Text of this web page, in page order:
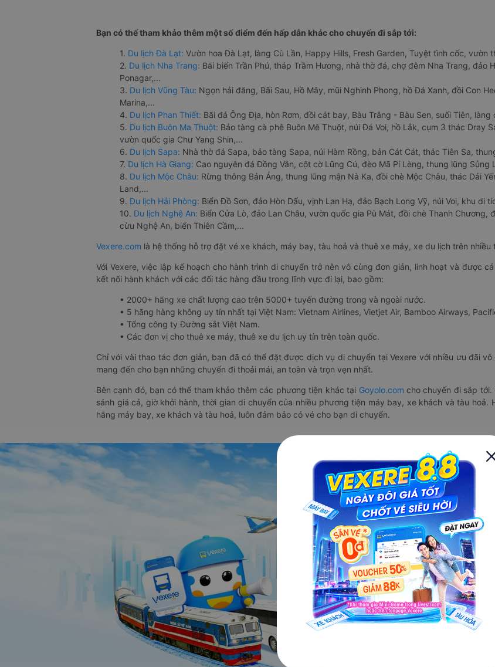
Bạn có thể tham khảo thêm một số điểm đến hấp dẫn khác cho chuyến đi sắp tới:
1. Du lịch Đà Lạt: Vườn hoa Đà Lạt, làng Cù Lần, Happy Hills, Fresh Garden, Tuyệt tình cốc,
2. Du lịch Nha Trang: Bãi biển Trần Phú, tháp Trầm Hương, nhà thờ đá, chợ đêm Nha Trang, đảo
Ponagar,...
3. Du lịch Vũng Tàu: Ngọn hải đăng, Bãi Sau, Hồ Mây, mũi Nghinh Phong, hồ Đá Xanh, đồi Con
Marina,...
4. Du lịch Phan Thiết: Bãi đá Ông Địa, hòn Rơm, đồi cát bay, Bàu Trắng - Bàu Sen, suối Tiên,
5. Du lịch Buôn Ma Thuột: Bảo tàng cà phê Buôn Mê Thuột, núi Đá Voi, hồ Lắk, cụm 3 thác Dray
vườn quốc gia Chư Yang Shin,...
6. Du lịch Sapa: Nhà thờ đá Sapa, bảo tàng Sapa, núi Hàm Rồng, bản Cát Cát, thác Tiên Sa,
7. Du lịch Hà Giang: Cao nguyên đá Đồng Văn, cột cờ Lũng Cú, đèo Mã Pí Lèng, thung lũng Sủng
8. Du lịch Mộc Châu: Rừng thông Bản Áng, thung lũng mận Nà Ka, đồi chè Mộc Châu, thác Dải
Land,...
9. Du lịch Hải Phòng: Biển Đồ Sơn, đảo Hòn Dấu, vịnh Lan Hạ, đảo Bạch Long Vỹ, núi Voi, khu di
10. Du lịch Nghệ An: Biển Cửa Lò, đảo Lan Châu, vườn quốc gia Pù Mát, đồi chè Thanh
cừu Nghệ An, biển Thiên Cầm,...
Vexere.com là hệ thống hỗ trợ đặt vé xe khách, máy bay, tàu hoả và thuê xe máy, xe du lịch trên
Với Vexere, việc lập kế hoạch cho hành trình di chuyển trở nên vô cùng đơn giản, linh hoạt và được
kết nối hành khách với các đối tác hàng đầu trong lĩnh vực đi lại, bao gồm:
• 2000+ hãng xe chất lượng cao trên 5000+ tuyến đường trong và ngoài nước.
• 5 hãng hàng không uy tín nhất tại Việt Nam: Vietnam Airlines, Vietjet Air, Bamboo Airways,
• Tổng công ty Đường sắt Việt Nam.
• Các đơn vị cho thuê xe máy, thuê xe du lịch uy tín trên toàn quốc.
Chỉ với vài thao tác đơn giản, bạn đã có thể đặt được dịch vụ di chuyển tại Vexere với nhiều ưu đãi
mang đến cho bạn những chuyến đi thoải mái, an toàn và trọn vẹn nhất.
Bên cạnh đó, bạn có thể tham khảo thêm các phương tiện khác tại Goyolo.com cho chuyến đi sắp
sánh giá cả, giờ khởi hành, thời gian di chuyển của nhiều phương tiện máy bay, xe khách và tàu
hãng máy bay, xe khách và tàu hoả, luôn đảm bảo có vé cho bạn di chuyển.
Ứng dụng đặt vé
Vexere - ứng dụng đặt
cao, 5000+ tuyến
vụ thuê xe máy, xe du
Ứng dụng hiển thị
người dùng so sánh và
chóng và phù hợp nhất.
Tải ứng dụng